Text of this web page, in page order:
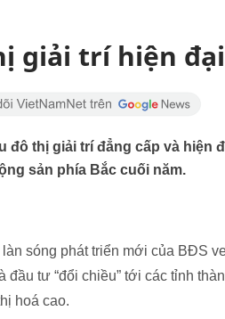
giải trí hiện đại
đô thị giải trí đẳng cấp và hiện
sản phía Bắc cuối năm.
sóng phát triển mới của BĐS
đầu tư “đổi chiều” tới các tỉnh
hoá cao.